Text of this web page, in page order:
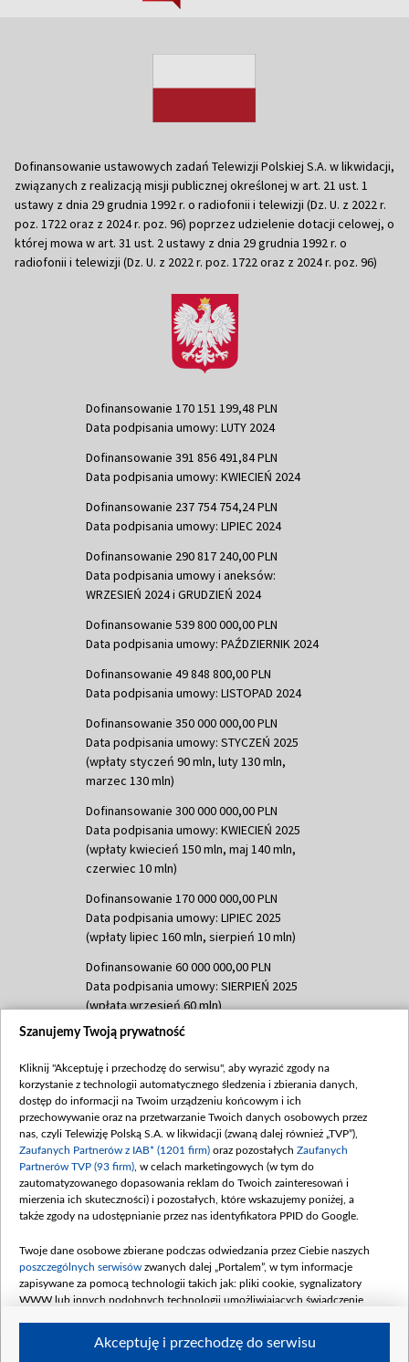
Dofinansowanie ustawowych zadań Telewizji Polskiej S.A. w likwidacji,
związanych z realizacją misji publicznej określonej w art. 21 ust. 1
ustawy z dnia 29 grudnia 1992 r. o radiofonii i telewizji (Dz. U. z 2022 r.
poz. 1722 oraz z 2024 r. poz. 96) poprzez udzielenie dotacji celowej, o
której mowa w art. 31 ust. 2 ustawy z dnia 29 grudnia 1992 r. o
radiofonii i telewizji (Dz. U. z 2022 r. poz. 1722 oraz z 2024 r. poz. 96)
Dofinansowanie 170 151 199,48 PLN
Data podpisania umowy: LUTY 2024
Dofinansowanie 391 856 491,84 PLN
Data podpisania umowy: KWIECIEŃ 2024
Dofinansowanie 237 754 754,24 PLN
Data podpisania umowy: LIPIEC 2024
Dofinansowanie 290 817 240,00 PLN
Data podpisania umowy i aneksów:
WRZESIEŃ 2024 i GRUDZIEŃ 2024
Dofinansowanie 539 800 000,00 PLN
Data podpisania umowy: PAŹDZIERNIK 2024
Dofinansowanie 49 848 800,00 PLN
Data podpisania umowy: LISTOPAD 2024
Dofinansowanie 350 000 000,00 PLN
Data podpisania umowy: STYCZEŃ 2025
(wpłaty styczeń 90 mln, luty 130 mln,
marzec 130 mln)
Dofinansowanie 300 000 000,00 PLN
Data podpisania umowy: KWIECIEŃ 2025
(wpłaty kwiecień 150 mln, maj 140 mln,
czerwiec 10 mln)
Dofinansowanie 170 000 000,00 PLN
Data podpisania umowy: LIPIEC 2025
(wpłaty lipiec 160 mln, sierpień 10 mln)
Dofinansowanie 60 000 000,00 PLN
Data podpisania umowy: SIERPIEŃ 2025
(wpłata wrzesień 60 mln)
Dofinansowanie 635 783 051,21 PLN
(wpłata wrzesień 100 mln, październik 350
mln, listopad 265 mln)
Dofinansowanie 48 862 000,00 PLN
Data podpisania umowy: GRUDZIEŃ 2025
(wpłata grudzień 60,548 mln)
Dofinansowanie 900 000 000,00 PLN
Data podpisania umowy: LUTY 2026 (wpłata
kwiecień 180 mln, 7 maja 180 mln, 8
czerwca 90 mln)
Dofinansowanie 250 000 000,00 PLN
4 sierpnia 250 mln
Szanujemy Twoją prywatność
Kliknij "Akceptuję i przechodzę do serwisu", aby wyrazić zgody na
korzystanie z technologii automatycznego śledzenia i zbierania danych,
dostęp do informacji na Twoim urządzeniu końcowym i ich
przechowywanie oraz na przetwarzanie Twoich danych osobowych przez
nas, czyli Telewizję Polską S.A. w likwidacji (zwaną dalej również „TVP”),
Zaufanych Partnerów z IAB* (1201 firm) oraz pozostałych Zaufanych
Partnerów TVP (93 firm) , w celach marketingowych (w tym do
zautomatyzowanego dopasowania reklam do Twoich zainteresowań i
mierzenia ich skuteczności) i pozostałych, które wskazujemy poniżej, a
także zgody na udostępnianie przez nas identyfikatora PPID do Google.
Twoje dane osobowe zbierane podczas odwiedzania przez Ciebie naszych
poszczególnych serwisów zwanych dalej „Portalem”, w tym informacje
zapisywane za pomocą technologii takich jak: pliki cookie, sygnalizatory
WWW lub innych podobnych technologii umożliwiających świadczenie
Akceptuję i przechodzę do serwisu